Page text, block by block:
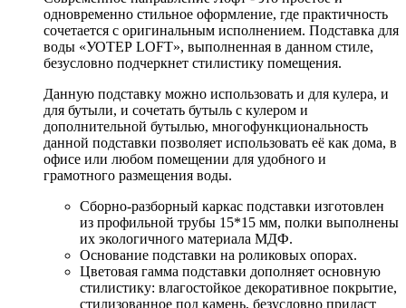
одновременно стильное оформление, где практичность
сочетается с оригинальным исполнением. Подставка для
воды «УОТЕР LOFT», выполненная в данном стиле,
безусловно подчеркнет стилистику помещения.
Данную подставку можно использовать и для кулера, и
для бутыли, и сочетать бутыль с кулером и
дополнительной бутылью, многофункциональность
данной подставки позволяет использовать её как дома, в
офисе или любом помещении для удобного и
грамотного размещения воды.
Сборно-разборный каркас подставки изготовлен
из профильной трубы 15*15 мм, полки выполнены
их экологичного материала МДФ.
Основание подставки на роликовых опорах.
Цветовая гамма подставки дополняет основную
стилистику: влагостойкое декоративное покрытие,
стилизованное под камень, безусловно придаст